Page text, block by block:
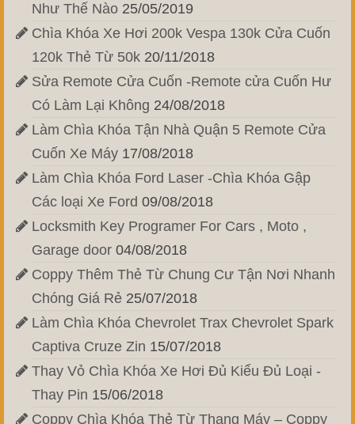
Như Thế Nào 25/05/2019
Chìa Khóa Xe Hơi 200k Vespa 130k Cửa Cuốn
120k Thẻ Từ 50k 20/11/2018
Sửa Remote Cửa Cuốn -Remote cửa Cuốn Hư
Có Làm Lại Không 24/08/2018
Làm Chìa Khóa Tận Nhà Quận 5 Remote Cửa
Cuốn Xe Máy 17/08/2018
Làm Chìa Khóa Ford Laser -Chìa Khóa Gập
Các loại Xe Ford 09/08/2018
Locksmith Key Programer For Cars , Moto ,
Garage door 04/08/2018
Coppy Thêm Thẻ Từ Chung Cư Tận Nơi Nhanh
Chóng Giá Rẻ 25/07/2018
Làm Chìa Khóa Chevrolet Trax Chevrolet Spark
Captiva Cruze Zin 15/07/2018
Thay Vỏ Chìa Khóa Xe Hơi Đủ Kiểu Đủ Loại -
Thay Pin 15/06/2018
Coppy Chìa Khóa Thẻ Từ Thang Máy – Coppy